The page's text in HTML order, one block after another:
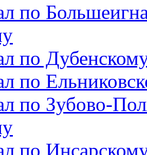
по
по
по
по Зубово-
по